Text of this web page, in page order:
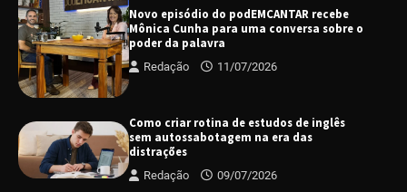
Novo episódio do podEMCANTAR recebe
Mônica Cunha para uma conversa sobre o
poder da palavra
Redação 11/07/2026
Como criar rotina de estudos de inglês
sem autossabotagem na era das
distrações
Redação 09/07/2026